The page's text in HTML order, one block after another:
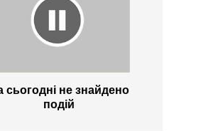
сьогодні не знайдено
подій